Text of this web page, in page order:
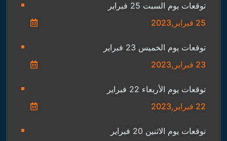
توقعات يوم السبت 25 فبراير
25 فبراير,2023
توقعات يوم الخميس 23 فبراير
23 فبراير,2023
توقعات يوم الأربعاء 22 فبراير
22 فبراير,2023
توقعات يوم الاثنين 20 فبراير